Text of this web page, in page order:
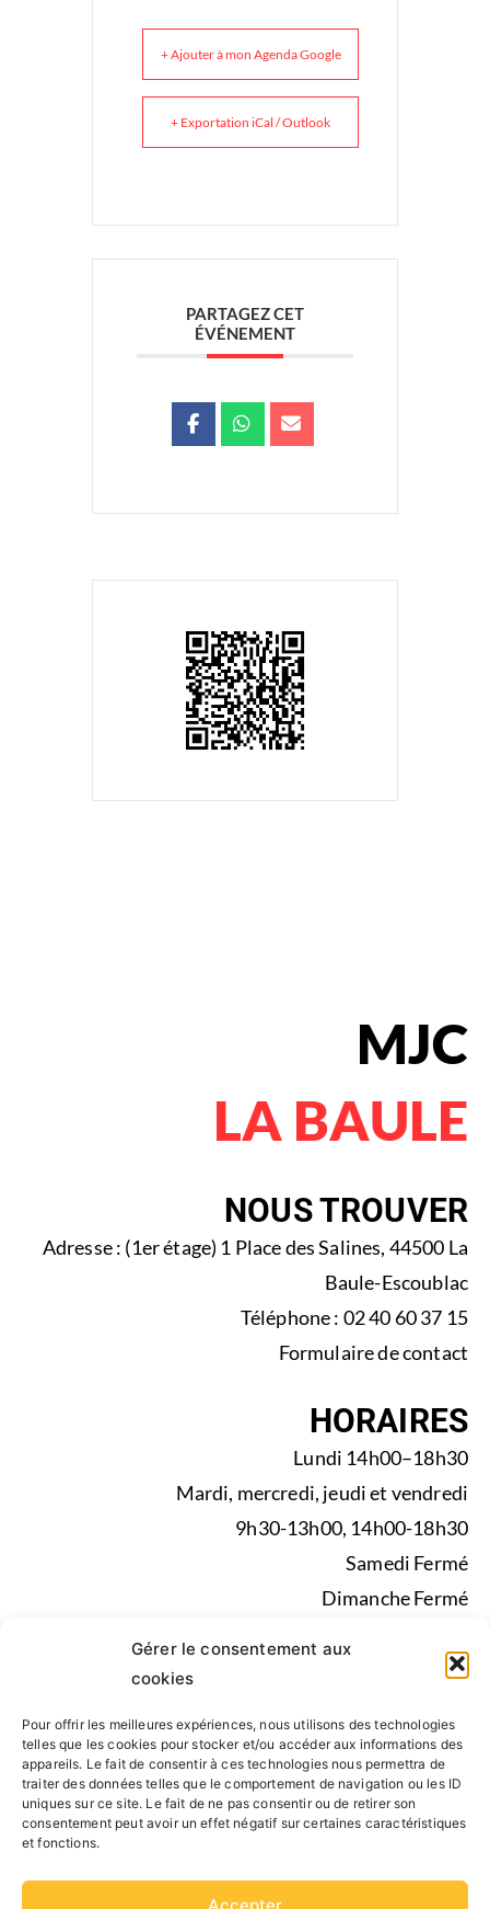
Gérer le consentement aux
cookies
Pour offrir les meilleures expériences, nous utilisons des technologies
telles que les cookies pour stocker et/ou accéder aux informations des
appareils. Le fait de consentir à ces technologies nous permettra de
traiter des données telles que le comportement de navigation ou les ID
uniques sur ce site. Le fait de ne pas consentir ou de retirer son
consentement peut avoir un effet négatif sur certaines caractéristiques
et fonctions.
Accepter
+ Ajouter à mon Agenda Google
+ Exportation iCal / Outlook
PARTAGEZ CET
ÉVÉNEMENT
MJC
LA BAULE
NOUS TROUVER
Adresse : (1er étage) 1 Place des Salines, 44500 La
Baule-Escoublac
Téléphone : 02 40 60 37 15
Formulaire de contact
HORAIRES
Lundi 14h00–18h30
Mardi, mercredi, jeudi et vendredi
9h30-13h00, 14h00-18h30
Samedi Fermé
Dimanche Fermé
9h30-13h00, 14h00-17h30
Mentions légales|Politique de confidentialité|
Conseil d’administration, Statuts, Rapport d’activité
SUIVEZ NOUS